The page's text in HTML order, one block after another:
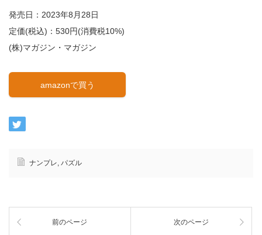
発売日：2023年8月28日
定価(税込)：530円(消費税10%)
(株)マガジン・マガジン
amazonで買う
ナンプレ, パズル
前のページ 次のページ